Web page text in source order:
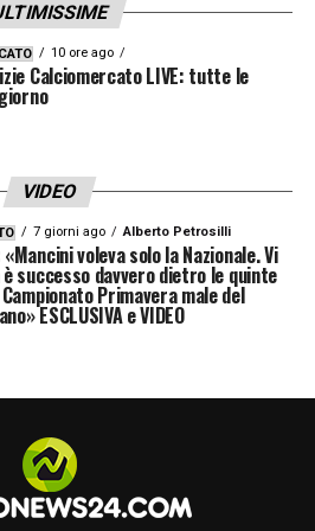
League
24 febbraio 2020
numero 472 e
SKY SPORT
– NOW TV
SKY GO – NOW
TV: TUTTE LE PARTITE
10 ore ago
Calciomercato LIVE: tutte le
VIDEO
7 giorni ago Alberto Petrosilli
voleva solo la Nazionale. Vi
è successo davvero dietro le quinte
Campionato Primavera male del
ESCLUSIVA e VIDEO